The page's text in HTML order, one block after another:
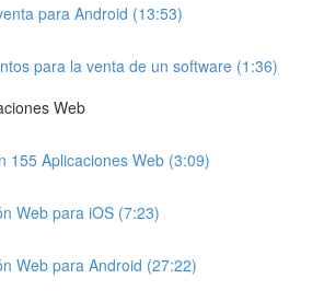
para Android (13:53)
para la venta de un software (1:36)
Web
155 Aplicaciones Web (3:09)
Web para iOS (7:23)
Web para Android (27:22)